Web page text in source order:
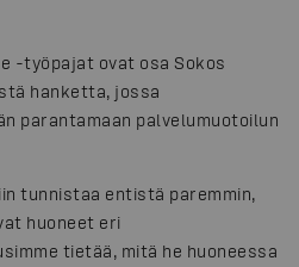
-työpajat ovat osa Sokos
hanketta, jossa
parantamaan palvelumuotoilun
tunnistaa entistä paremmin,
huoneet eri
tietää, mitä he huoneessa